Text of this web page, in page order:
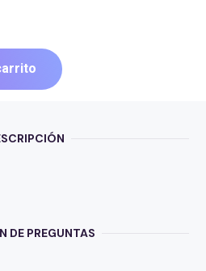
DE PREGUNTAS